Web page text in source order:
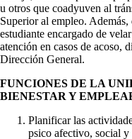
u otros que coadyuven al
Superior al empleo.
estudiante encargado de
atención en casos de acoso,
Dirección General.
FUNCIONES DE LA
BIENESTAR Y
Planificar las
psico afectivo, social y